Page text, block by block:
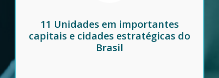
11 Unidades em importantes
capitais e cidades estratégicas do
Brasil